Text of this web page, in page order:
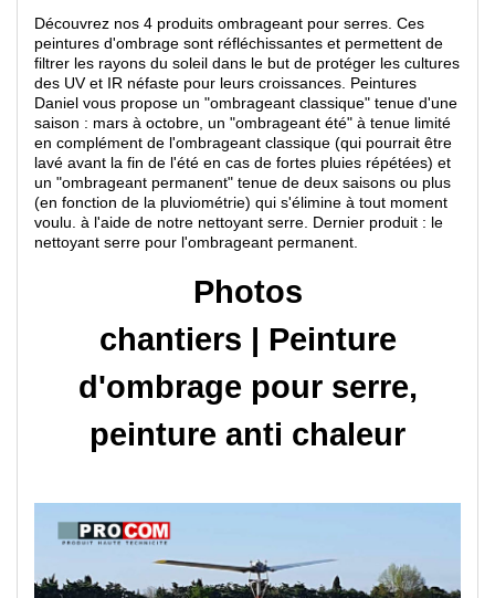
Découvrez nos 4 produits ombrageant pour serres. Ces
peintures d'ombrage sont réfléchissantes et permettent de
filtrer les rayons du soleil dans le but de protéger les cultures
des UV et IR néfaste pour leurs croissances. Peintures
Daniel vous propose un "ombrageant classique" tenue d'une
saison : mars à octobre, un "ombrageant été" à tenue limité
en complément de l'ombrageant classique (qui pourrait être
lavé avant la fin de l'été en cas de fortes pluies répétées) et
un "ombrageant permanent" tenue de deux saisons ou plus
(en fonction de la pluviométrie) qui s'élimine à tout moment
voulu. à l'aide de notre nettoyant serre. Dernier produit : le
nettoyant serre pour l'ombrageant permanent.
Photos
chantiers | Peinture
d'ombrage pour serre,
peinture anti chaleur